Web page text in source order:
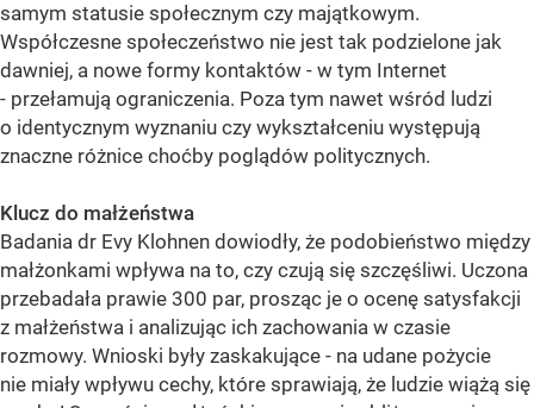
samym statusie społecznym czy majątkowym.
Współczesne społeczeństwo nie jest tak podzielone jak
dawniej, a nowe formy kontaktów - w tym Internet
- przełamują ograniczenia. Poza tym nawet wśród ludzi
o identycznym wyznaniu czy wykształceniu występują
znaczne różnice choćby poglądów politycznych.
Klucz do małżeństwa
Badania dr Evy Klohnen dowiodły, że podobieństwo między
małżonkami wpływa na to, czy czują się szczęśliwi. Uczona
przebadała prawie 300 par, prosząc je o ocenę satysfakcji
z małżeństwa i analizując ich zachowania w czasie
rozmowy. Wnioski były zaskakujące - na udane pożycie
nie miały wpływu cechy, które sprawiają, że ludzie wiążą się